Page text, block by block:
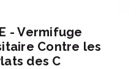
- Vermifuge
Contre les
des C